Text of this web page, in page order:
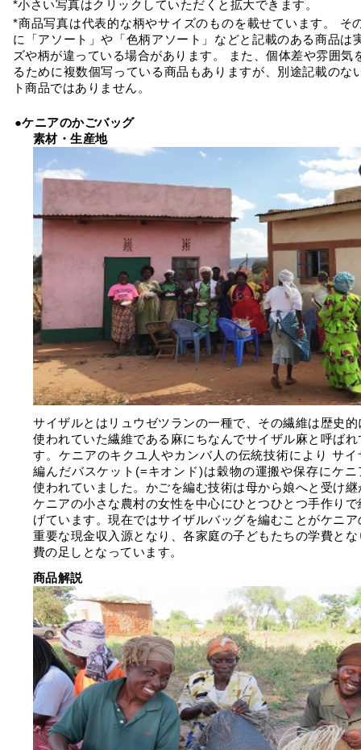
*小さい写真はクリックしていただくと拡大できます。
*商品写真は代表的な柄やサイズのものを載せています。 そ
に「アソート」や「色柄アソート」などと記載のある商品は
ズや柄が違っている場合があります。 また、個体差や雰囲気
るために複数個写っている商品もありますが、別途記載のな
ト商品ではありません。
●ケニアのかごバッグ
素材・生産地
サイザルとはリュウゼツランの一種で、その繊維は歴史
使われていた繊維である麻にちなんでサイザル麻と呼ば
す。ケニアのキクユ人やカンバ人の伝統技術により サイ
編んだバスケット(=キオンド)は穀物の運搬や保存にケニ
使われていました。かごを編む技術は母から娘へと受け
ケニアの小さな農村の女性を中心にひとつひとつ手作り
げています。現在ではサイザルバッグを編むことがケニ
重要な現金収入源となり、各家庭の子どもたちの学費と
費の足しとなっています。
商品解説